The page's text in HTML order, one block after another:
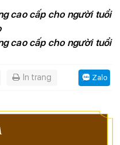
cao cấp cho người tuổi
cao cấp cho người tuổi
In trang Zalo